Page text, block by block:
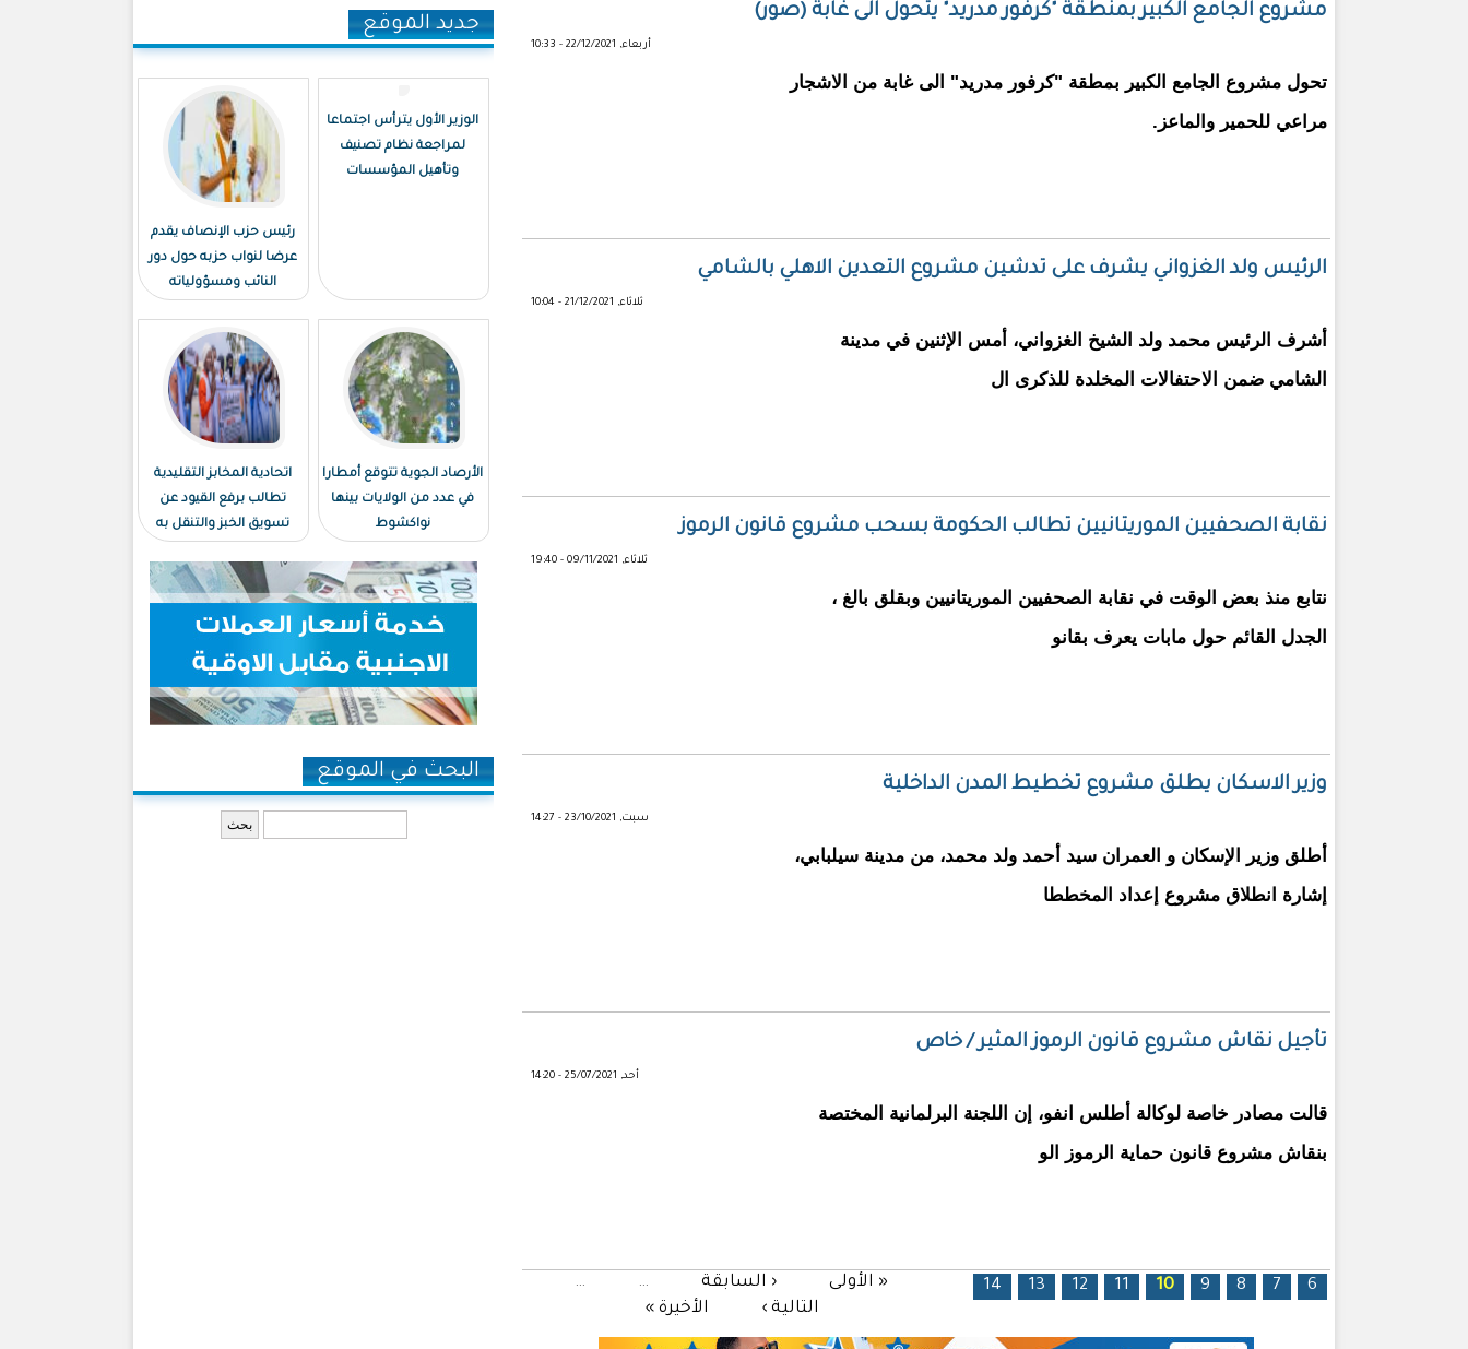
مشروع الجامع الكبير بمنطقة "كرفور مدريد" يتحول الى غابة (صور)
أربعاء, 22/12/2021 - 10:33
تحول مشروع الجامع الكبير بمطقة "كرفور مدريد" الى غابة من الاشجار
مراعي للحمير والماعز.
الرئيس ولد الغزواني يشرف على تدشين مشروع التعدين الاهلي بالشامي
ثلاثاء, 21/12/2021 - 10:04
أشرف الرئيس محمد ولد الشيخ الغزواني، أمس الإثنين في مدينة
الشامي ضمن الاحتفالات المخلدة للذكرى ال
نقابة الصحفيين الموريتانيين تطالب الحكومة بسحب مشروع قانون الرموز
ثلاثاء, 09/11/2021 - 19:40
نتابع منذ بعض الوقت في نقابة الصحفيين الموريتانيين وبقلق بالغ ،
الجدل القائم حول مابات يعرف بقانو
وزير الاسكان يطلق مشروع تخطيط المدن الداخلية
سبت, 23/10/2021 - 14:27
أطلق وزير الإسكان و العمران سيد أحمد ولد محمد، من مدينة سيلبابي،
إشارة انطلاق مشروع إعداد المخططا
تأجيل نقاش مشروع قانون الرموز المثير / خاص
أحد, 25/07/2021 - 14:20
قالت مصادر خاصة لوكالة أطلس انفو، إن اللجنة البرلمانية المختصة
بنقاش مشروع قانون حماية الرموز الو
الصفحات « الأولى ‹ السابقة … 6
7
8
9
10
11
12
13
14
…
التالية ›
الأخيرة »
جديد الموقع
الوزير الأول يترأس اجتماعا
لمراجعة نظام تصنيف
وتأهيل المؤسسات
رئيس حزب الإنصاف يقدم
عرضا لنواب حزبه حول دور
النائب ومسؤولياته
الأرصاد الجوية تتوقع أمطارا
في عدد من الولايات بينها
نواكشوط
اتحادية المخابز التقليدية
تطالب برفع القيود عن
تسويق الخبز والتنقل به
البحث في الموقع